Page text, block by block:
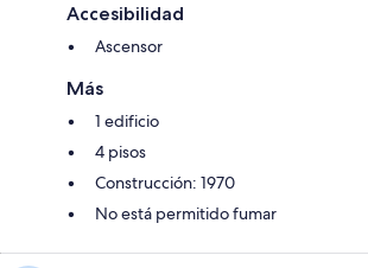
Accesibilidad
Ascensor
Más
1 edificio
4 pisos
Construcción: 1970
No está permitido fumar